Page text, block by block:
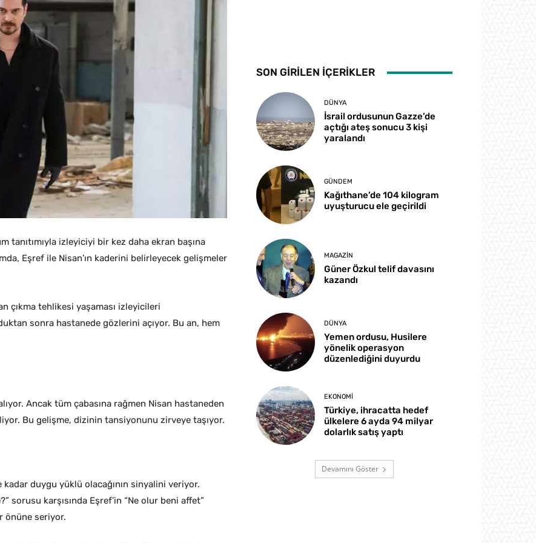
tanıtımıyla izleyiciyi bir kez daha ekran başına
Eşref ile Nisan’ın kaderini belirleyecek gelişmeler
çıkma tehlikesi yaşaması izleyicileri
sonra hastanede gözlerini açıyor. Bu an, hem
Ancak tüm çabasına rağmen Nisan hastaneden
Bu gelişme, dizinin tansiyonunu zirveye taşıyor.
duygu yüklü olacağının sinyalini veriyor.
sorusu karşısında Eşref’in “Ne olur beni affet”
önüne seriyor.
SON GİRİLEN İÇERİKLER
DÜNYA
İsrail ordusunun Gazze’de
açtığı ateş sonucu 3 kişi
yaralandı
GÜNDEM
Kağıthane’de 104 kilogram
uyuşturucu ele geçirildi
MAGAZIN
Güner Özkul telif davasını
kazandı
DÜNYA
Yemen ordusu, Husilere
yönelik operasyon
düzenlediğini duyurdu
EKONOMI
Türkiye, ihracatta hedef
ülkelere 6 ayda 94 milyar
dolarlık satış yaptı
Devamını Göster